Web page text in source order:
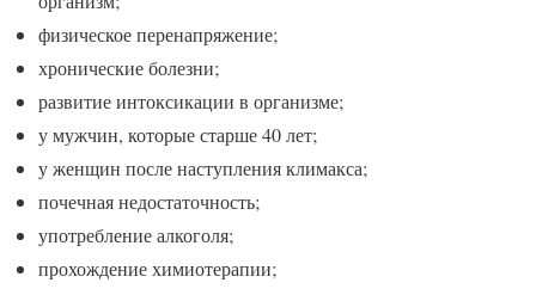
физическое перенапряжение;
хронические болезни;
развитие интоксикации в организме;
у мужчин, которые старше 40 лет;
у женщин после наступления климакса;
почечная недостаточность;
употребление алкоголя;
прохождение химиотерапии;